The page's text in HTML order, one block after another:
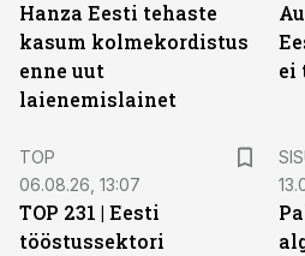
Hanza Eesti tehaste
kasum kolmekordistus
enne uut
laienemislainet
ei
TOP
06.08.26, 13:07
TOP 231 | Eesti
tööstussektori